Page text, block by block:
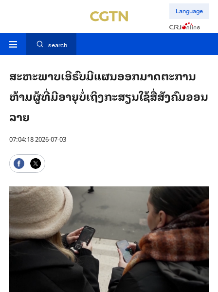
Language
search
ສ​ະ​ຫະ​ພາບ​ເອີ​ຣົບ​ມີ​ແຜນ​ອອກມາດ​ຕະ​ການ
ຫ້າມຜູ້ທີ່ມີອາຍຸບໍ່ເຖິງກະສຽນໃຊ້​ສື່​ສັງ​ຄົມ​ອອນ​
ລາຍ ​ ​
07:04:18 2026-07-03